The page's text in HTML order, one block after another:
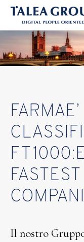
Il nostro